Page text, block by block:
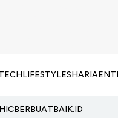
LIFESTYLESHARIA
BERBUATBAIK.ID